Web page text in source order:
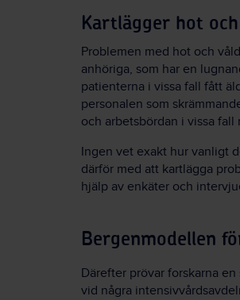
Kartlägger hot
Problemen med hot och
anhöriga, som har en
patienterna i vissa fall fått
personalen som
och arbetsbördan i vissa fall
Ingen vet exakt hur vanligt
därför med att kartlägga
hjälp av enkäter och
Bergenmodellen
Därefter prövar forskarna
vid några